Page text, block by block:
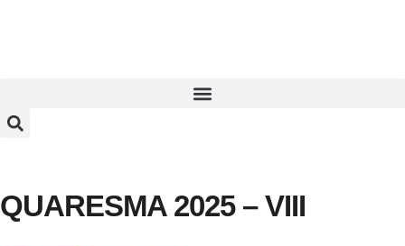
QUARESMA 2025 – VIII